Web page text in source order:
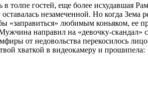
толпе гостей, еще более исхудавшая
незамеченной. Но когда Зема
«заправиться» любимым коньяком, ее
направил на «девочку-скандал»
от недовольства перекосилось
хваткой в видеокамеру и прошипела: